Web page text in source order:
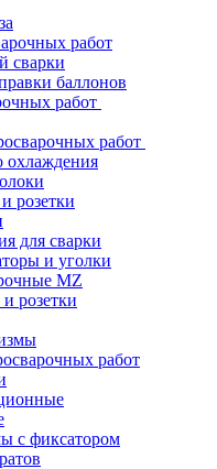
работ
сварки
баллонов
работ
работ
охлаждения
розетки
для сварки
и уголки
MZ
розетки
работ
с фиксатором